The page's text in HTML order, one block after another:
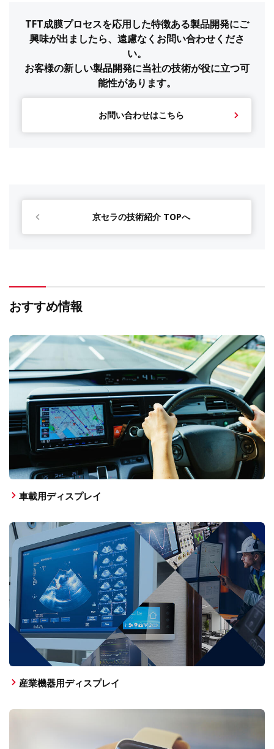
TFT成膜プロセスを応用した特徴ある製品開発にご
興味が出ましたら、遠慮なくお問い合わせくださ
い。
お客様の新しい製品開発に当社の技術が役に立つ可
能性があります。
お問い合わせはこちら
京セラの技術紹介 TOPへ
おすすめ情報
車載用ディスプレイ
産業機器用ディスプレイ